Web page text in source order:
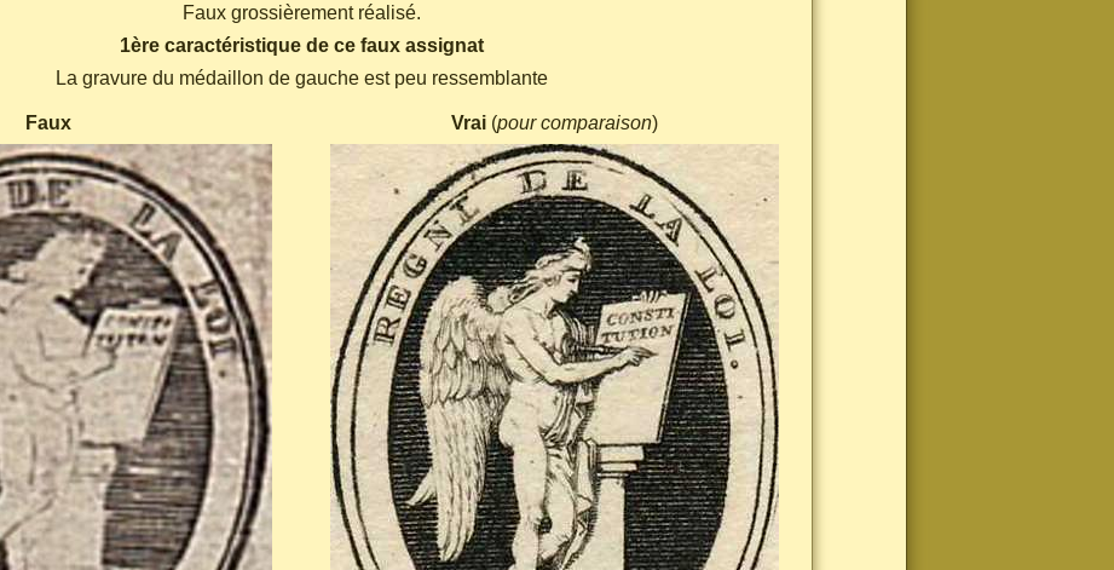
Faux grossièrement réalisé.
1ère caractéristique de ce faux assignat
La gravure du médaillon de gauche est peu ressemblante
Faux Vrai (pour comparaison)